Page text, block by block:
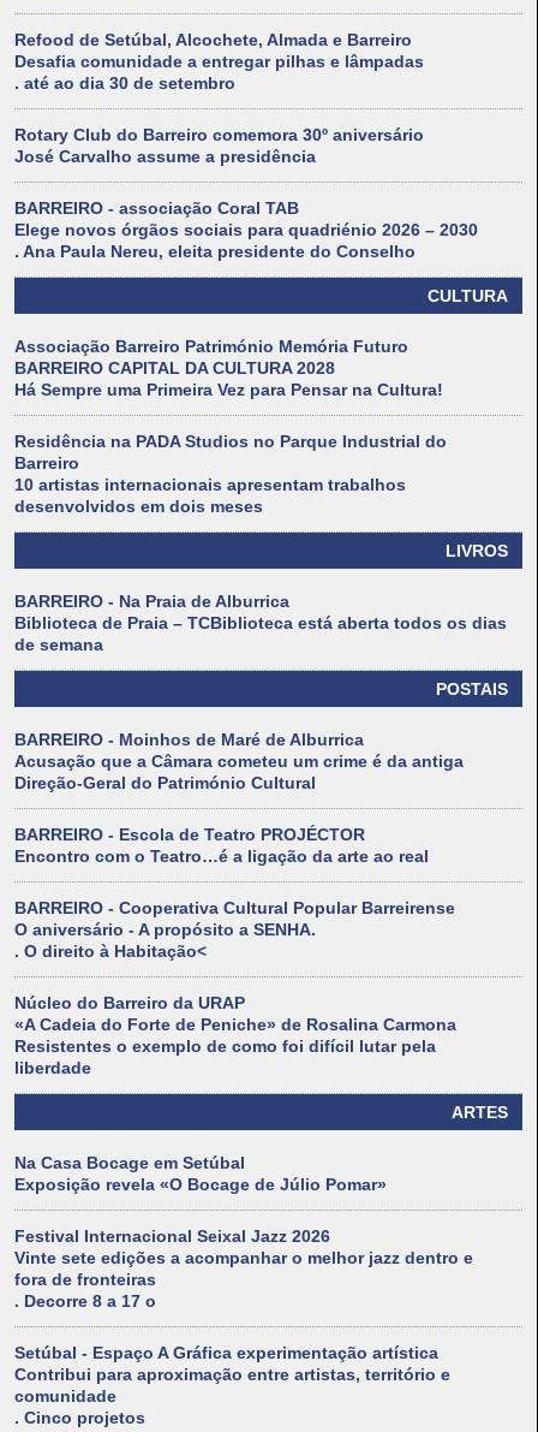
Refood de Setúbal, Alcochete, Almada e Barreiro
Desafia comunidade a entregar pilhas e lâmpadas
. até ao dia 30 de setembro
Rotary Club do Barreiro comemora 30º aniversário
José Carvalho assume a presidência
BARREIRO - associação Coral TAB
Elege novos órgãos sociais para quadriénio 2026 – 2030
. Ana Paula Nereu, eleita presidente do Conselho
CULTURA
Associação Barreiro Património Memória Futuro
BARREIRO CAPITAL DA CULTURA 2028
Há Sempre uma Primeira Vez para Pensar na Cultura!
Residência na PADA Studios no Parque Industrial do
Barreiro
10 artistas internacionais apresentam trabalhos
desenvolvidos em dois meses
LIVROS
BARREIRO - Na Praia de Alburrica
Biblioteca de Praia – TCBiblioteca está aberta todos os dias
de semana
POSTAIS
BARREIRO - Moinhos de Maré de Alburrica
Acusação que a Câmara cometeu um crime é da antiga
Direção-Geral do Património Cultural
BARREIRO - Escola de Teatro PROJÉCTOR
Encontro com o Teatro…é a ligação da arte ao real
BARREIRO - Cooperativa Cultural Popular Barreirense
O aniversário - A propósito a SENHA.
. O direito à Habitação<
Núcleo do Barreiro da URAP
«A Cadeia do Forte de Peniche» de Rosalina Carmona
Resistentes o exemplo de como foi difícil lutar pela
liberdade
ARTES
Na Casa Bocage em Setúbal
Exposição revela «O Bocage de Júlio Pomar»
Festival Internacional Seixal Jazz 2026
Vinte sete edições a acompanhar o melhor jazz dentro e
fora de fronteiras
. Decorre 8 a 17 o
Setúbal - Espaço A Gráfica experimentação artística
Contribui para aproximação entre artistas, território e
comunidade
. Cinco projetos